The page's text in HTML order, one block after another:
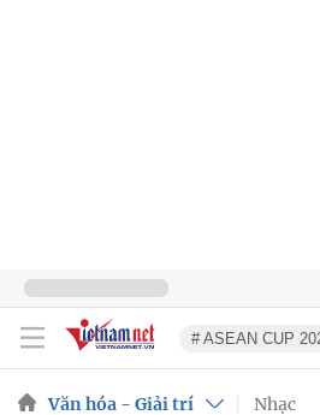
# ASEAN CUP
Văn hóa - Giải trí Nhạc